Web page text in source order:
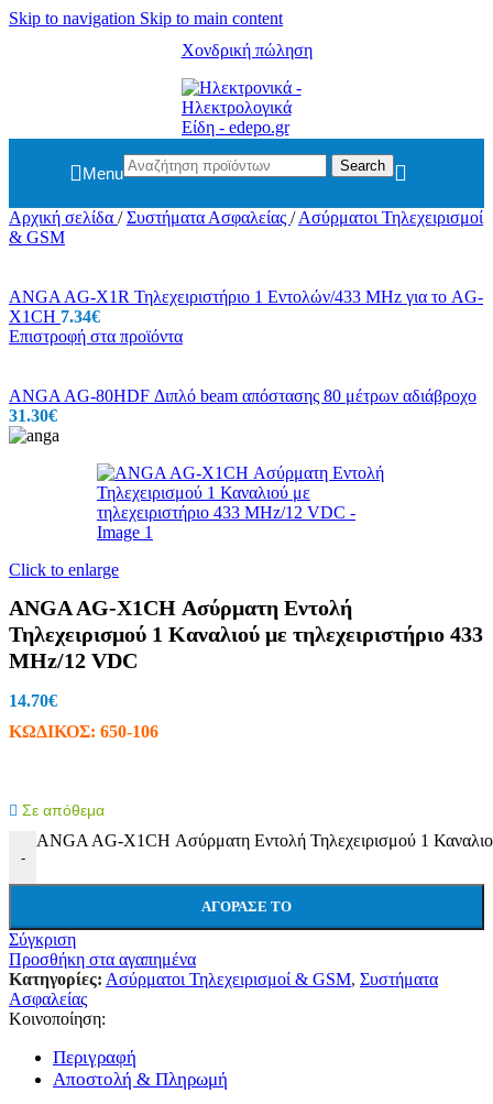
Skip to navigation Skip to main content
Χονδρική πώληση
Menu Search
Αρχική σελίδα / Συστήματα Ασφαλείας / Ασύρματοι Τηλεχειρισμοί
& GSM
ANGA AG-X1R Τηλεχειριστήριο 1 Εντολών/433 MHz για το AG-
X1CH 7.34€
Επιστροφή στα προϊόντα
ANGA AG-80HDF Διπλό beam απόστασης 80 μέτρων αδιάβροχο
31.30€
Click to enlarge
ANGA AG-X1CH Ασύρματη Εντολή
Τηλεχειρισμού 1 Καναλιoύ με τηλεχειριστήριο 433
MHz/12 VDC
14.70€
ΚΩΔΙΚΟΣ: 650-106
Σε απόθεμα
-
ANGA AG-X1CH Ασύρματη Εντολή Τηλεχειρισμού 1
ΑΓΌΡΑΣΕ ΤΟ
Σύγκριση
Προσθήκη στα αγαπημένα
Κατηγορίες: Ασύρματοι Τηλεχειρισμοί & GSM, Συστήματα
Ασφαλείας
Κοινοποίηση:
Περιγραφή
Αποστολή & Πληρωμή